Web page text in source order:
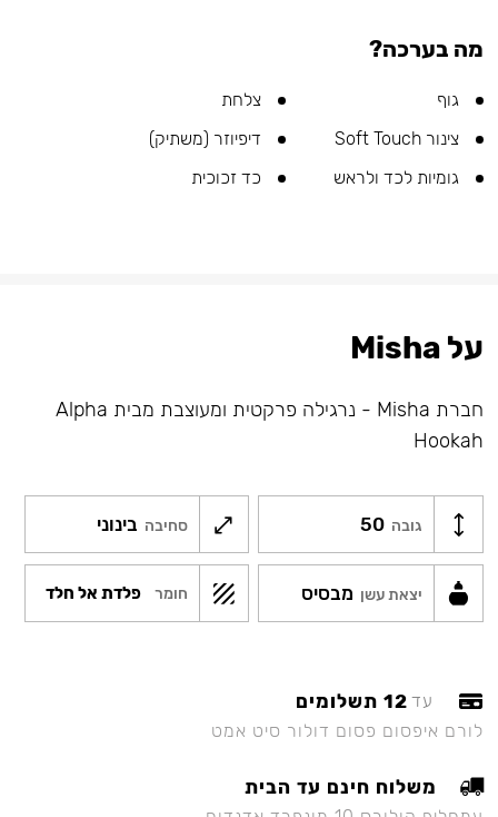
מה בערכה?
גוף
צלחת
צינור Soft Touch
דיפיוזר (משתיק)
גומיות לכד ולראש
כד זכוכית
על Misha
חברת Misha - נרגילה פרקטית ומעוצבת מבית Alpha
Hookah
גובה 50 סחיבה בינוני
יצאת עשן מבסיס חומר פלדת אל חלד
עד 12 תשלומים
לורם איפסום פסום דולור סיט אמט
משלוח חינם עד הבית